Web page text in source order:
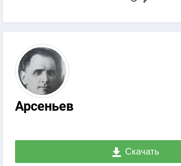
Арсеньев
Скачать